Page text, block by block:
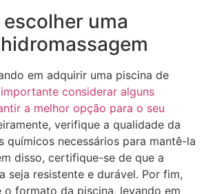
uma
em adquirir uma piscina de
considerar alguns
a melhor opção para o seu
verifique a qualidade da
químicos necessários para mantê-la
disso, certifique-se de que a
seja resistente e durável. Por fim,
o formato da piscina, levando em